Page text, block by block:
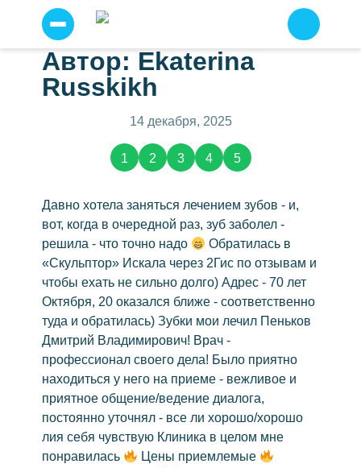
Прайс
Услуги
(2783)
Примеры работ
Наши специалисты
Детская стоматология
Профессиональная чистка зубов
Имплантация зубов
Имплантация всё на шести
Всё на четырех
Протезирование
Несъемное протезирование
Виниры
Керамические виниры
Коронка на зубы
Циркониевые
Автор: ​Ekaterina
Russkikh
14 декабря, 2025
1 2 3 4 5
Давно хотела заняться лечением зубов - и,
вот, когда в очередной раз, зуб заболел -
решила - что точно надо
Обратилась в
«Скульптор» Искала через 2Гис по отзывам и
чтобы ехать не сильно долго) Адрес - 70 лет
Октября, 20 оказался ближе - соответственно
туда и обратилась) Зубки мои лечил Пеньков
Дмитрий Владимирович! Врач -
профессионал своего дела! Было приятно
находиться у него на приеме - вежливое и
приятное общение/ведение диалога,
постоянно уточнял - все ли хорошо/хорошо
лия себя чувствую Клиника в целом мне
понравилась
Цены приемлемые
Отправить